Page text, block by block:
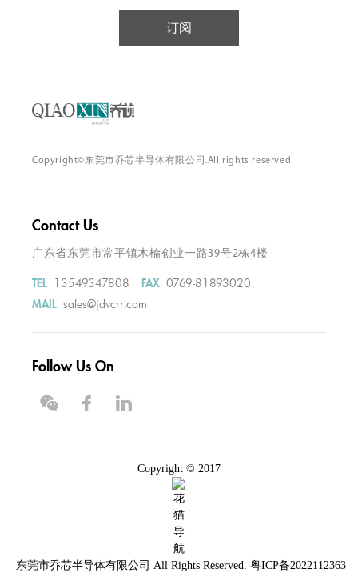
订阅
Copyright©东莞市乔芯半导体有限公司.All rights reserved.
Contact Us
广东省东莞市常平镇木棆创业一路39号2栋4楼
TEL 13549347808 FAX 0769-81893020
MAIL sales@jdvcrr.com
Follow Us On
Copyright © 2017
东莞市乔芯半导体有限公司 All Rights Reserved. 粤ICP备2022112363